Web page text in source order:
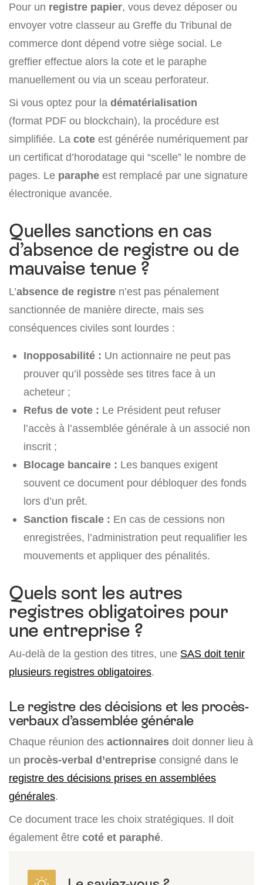
Pour un registre papier, vous devez déposer ou
envoyer votre classeur au Greffe du Tribunal de
commerce dont dépend votre siège social. Le
greffier effectue alors la cote et le paraphe
manuellement ou via un sceau perforateur.
Si vous optez pour la dématérialisation
(format PDF ou blockchain), la procédure est
simplifiée. La cote est générée numériquement par
un certificat d’horodatage qui “scelle” le nombre de
pages. Le paraphe est remplacé par une signature
électronique avancée.
Quelles sanctions en cas
d’absence de registre ou de
mauvaise tenue ?
L’absence de registre n’est pas pénalement
sanctionnée de manière directe, mais ses
conséquences civiles sont lourdes :
Inopposabilité : Un actionnaire ne peut pas
prouver qu’il possède ses titres face à un
acheteur ;
Refus de vote : Le Président peut refuser
l’accès à l’assemblée générale à un associé non
inscrit ;
Blocage bancaire : Les banques exigent
souvent ce document pour débloquer des fonds
lors d’un prêt.
Sanction fiscale : En cas de cessions non
enregistrées, l’administration peut requalifier les
mouvements et appliquer des pénalités.
Quels sont les autres
registres obligatoires pour
une entreprise ?
Au-delà de la gestion des titres, une SAS doit tenir
plusieurs registres obligatoires.
Le registre des décisions et les procès-
verbaux d’assemblée générale
Chaque réunion des actionnaires doit donner lieu à
un procès-verbal d’entreprise consigné dans le
registre des décisions prises en assemblées
générales.
Ce document trace les choix stratégiques. Il doit
également être coté et paraphé.